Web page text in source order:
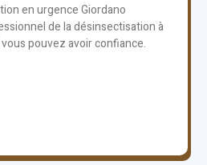
en urgence Giordano
de la désinsectisation à
pouvez avoir confiance.